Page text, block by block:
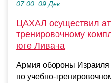
07:00, 09 Дек
ЦАХАЛ осуществил
тренировочному
юге Ливана
Армия обороны
по учебно-